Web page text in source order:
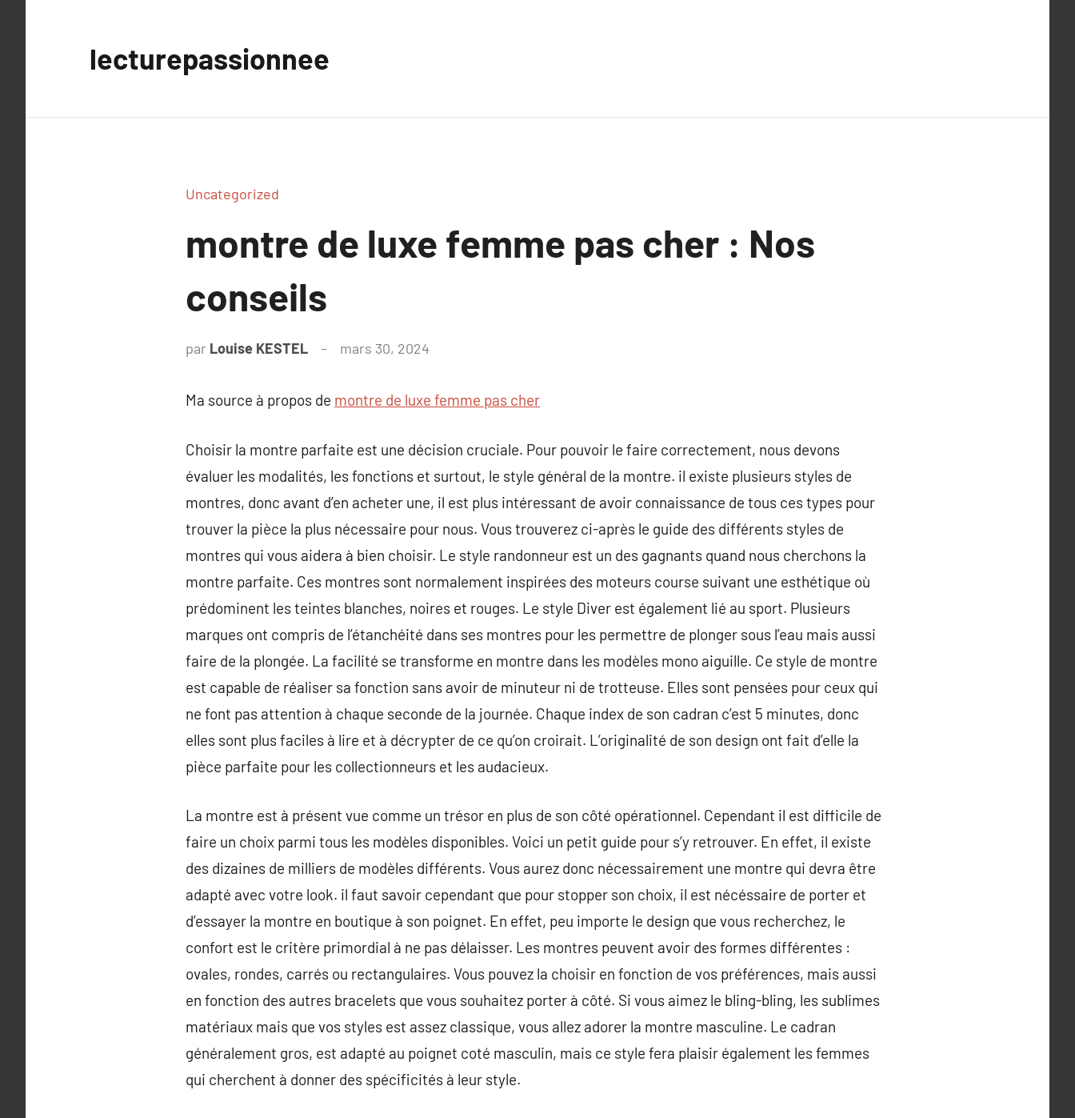
lecturepassionnee
Uncategorized
montre de luxe femme pas cher : Nos
conseils
par Louise KESTEL mars 30, 2024
Ma source à propos de montre de luxe femme pas cher
Choisir la montre parfaite est une décision cruciale. Pour pouvoir le faire correctement, nous devons
évaluer les modalités, les fonctions et surtout, le style général de la montre. il existe plusieurs styles de
montres, donc avant d’en acheter une, il est plus intéressant de avoir connaissance de tous ces types pour
trouver la pièce la plus nécessaire pour nous. Vous trouverez ci-après le guide des différents styles de
montres qui vous aidera à bien choisir. Le style randonneur est un des gagnants quand nous cherchons la
montre parfaite. Ces montres sont normalement inspirées des moteurs course suivant une esthétique où
prédominent les teintes blanches, noires et rouges. Le style Diver est également lié au sport. Plusieurs
marques ont compris de l’étanchéité dans ses montres pour les permettre de plonger sous l’eau mais aussi
faire de la plongée. La facilité se transforme en montre dans les modèles mono aiguille. Ce style de montre
est capable de réaliser sa fonction sans avoir de minuteur ni de trotteuse. Elles sont pensées pour ceux qui
ne font pas attention à chaque seconde de la journée. Chaque index de son cadran c’est 5 minutes, donc
elles sont plus faciles à lire et à décrypter de ce qu’on croirait. L’originalité de son design ont fait d’elle la
pièce parfaite pour les collectionneurs et les audacieux.
La montre est à présent vue comme un trésor en plus de son côté opérationnel. Cependant il est difficile de
faire un choix parmi tous les modèles disponibles. Voici un petit guide pour s’y retrouver. En effet, il existe
des dizaines de milliers de modèles différents. Vous aurez donc nécessairement une montre qui devra être
adapté avec votre look. il faut savoir cependant que pour stopper son choix, il est nécéssaire de porter et
d’essayer la montre en boutique à son poignet. En effet, peu importe le design que vous recherchez, le
confort est le critère primordial à ne pas délaisser. Les montres peuvent avoir des formes différentes :
ovales, rondes, carrés ou rectangulaires. Vous pouvez la choisir en fonction de vos préférences, mais aussi
en fonction des autres bracelets que vous souhaitez porter à côté. Si vous aimez le bling-bling, les sublimes
matériaux mais que vos styles est assez classique, vous allez adorer la montre masculine. Le cadran
généralement gros, est adapté au poignet coté masculin, mais ce style fera plaisir également les femmes
qui cherchent à donner des spécificités à leur style.